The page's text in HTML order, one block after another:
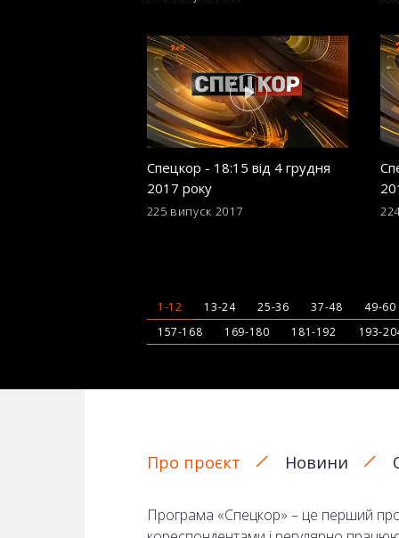
Спецкор - 18:15 від 4 грудня
2017 року
225 випуск 2017
1-12 13-24 25-36 37-48 49-60
157-168
169-180 181-192 193-
Про проєкт Новини
Програма «Спецкор» – це перший